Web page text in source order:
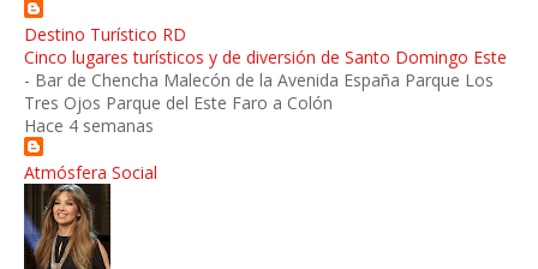
Destino Turístico RD
Cinco lugares turísticos y de diversión de Santo Domingo Este
- Bar de Chencha Malecón de la Avenida España Parque Los
Tres Ojos Parque del Este Faro a Colón
Hace 4 semanas
Atmósfera Social